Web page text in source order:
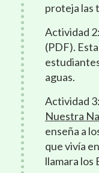
proteja las
Actividad 2:
(PDF).
aguas.
Actividad 3:
Nuestra
enseña a
que vivía
llamara los